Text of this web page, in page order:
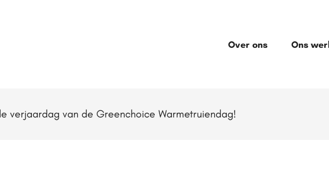
Over ons Ons
verjaardag van de Greenchoice Warmetruiendag!